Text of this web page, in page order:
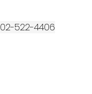
02-522-4406